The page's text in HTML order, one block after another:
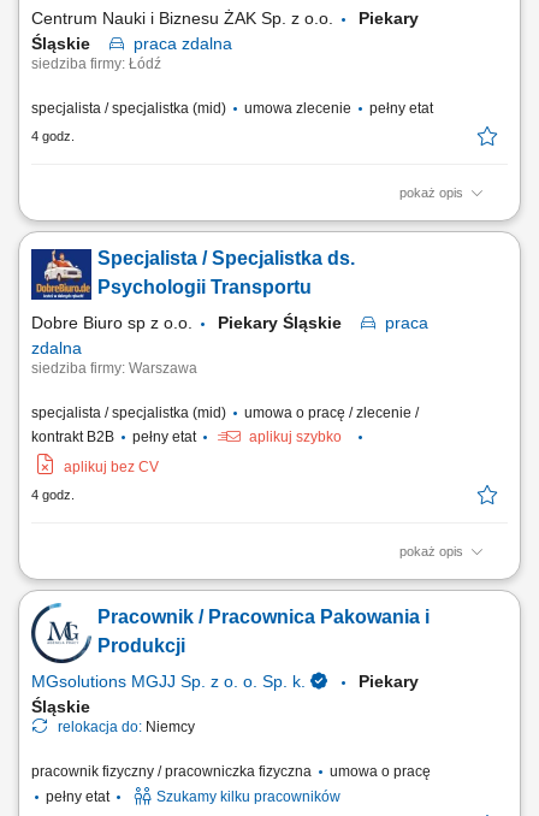
Centrum Nauki i Biznesu ŻAK Sp. z o.o.
Piekary
Śląskie
praca zdalna
siedziba firmy: Łódź
specjalista / specjalistka (mid) umowa zlecenie pełny etat
4 godz.
pokaż opis
Nazwa kursu: Pierwsza pomoc przedmedyczna Czas trwania: 8 godzin
Specjalista / Specjalistka ds.
Psychologii Transportu
Dobre Biuro sp z o.o. Piekary Śląskie
praca
zdalna
siedziba firmy: Warszawa
specjalista / specjalistka (mid)
umowa o pracę / zlecenie /
kontrakt B2B
pełny etat
aplikuj szybko
aplikuj bez CV
4 godz.
pokaż opis
Opis stanowiska: Prowadzenie konsultacji i wsparcia psychologicznego
zgodnie z zakresem psychologii transportu. Budowanie profesjonalnych
relacji z klientami oraz dbanie o wysoką jakość obsługi. Korzystanie z
nowoczesnych narzędzi cyfrowych wspierających codzienną pracę.
Udział w...
Pracownik / Pracownica Pakowania i
Produkcji
MGsolutions MGJJ Sp. z o. o. Sp. k.
Piekary
Śląskie
relokacja do: Niemcy
pracownik fizyczny / pracowniczka fizyczna
umowa o pracę
pełny etat
Szukamy kilku pracowników